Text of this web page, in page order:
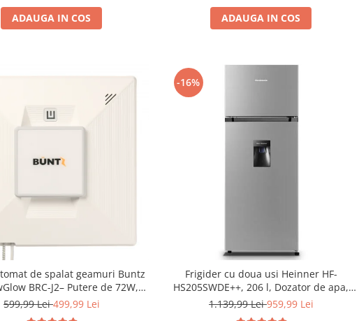
ADAUGA IN COS ADAUGA IN COS
de spalat geamuri Buntz
BRC-J2– Putere de 72W,
duala de pulverizare,
599,99 Lei499,99 Lei
-16%
Frigider cu doua usi Heinner HF-
HS205SWDE++, 206 l, Dozator de apa,
Iluminare LED, H 143.4 cm, Clasa E,
1.139,99 Lei959,99 Lei